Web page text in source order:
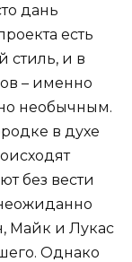
дань
есть
стиль, и в
– именно
необычным.
в духе
без вести
Майк и Лукас
Однако